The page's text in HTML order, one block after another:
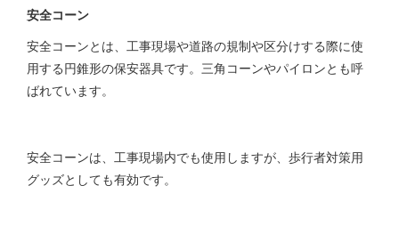
安全コーン
安全コーンとは、工事現場や道路の規制や区分けする際に使
用する円錐形の保安器具です。三角コーンやパイロンとも呼
ばれています。
安全コーンは、工事現場内でも使用しますが、歩行者対策用
グッズとしても有効です。